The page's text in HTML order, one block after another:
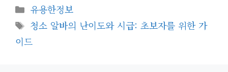
카
테
고
리
유용한정보
태
그
청소 알바의 난이도와 시급: 초보자를 위한 가
이드